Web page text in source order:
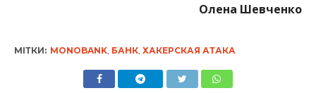
Олена Шевченко
МІТКИ: MONOBANK, БАНК, ХАКЕРСКАЯ АТАКА